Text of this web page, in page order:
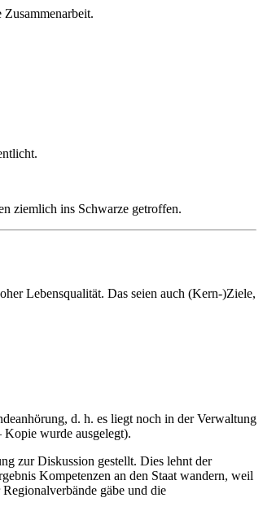
ziemlich ins Schwarze getroffen.
Lebensqualität. Das seien auch (Kern-)Ziele,
d. h. es liegt noch in der Verwaltung
Kopie wurde ausgelegt).
zur Diskussion gestellt. Dies lehnt der
Kompetenzen an den Staat wandern, weil
gäbe und die